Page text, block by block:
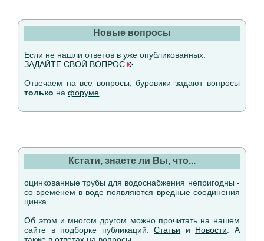
Новые вопросы
Если не нашли ответов в уже опубликованных:
ЗАДАЙТЕ СВОЙ ВОПРОС
Отвечаем на все вопросы, буровики задают вопросы
только нафоруме
Кстати, знаете ли Вы, что...
оцинкованные трубы для водоснабжения непригодны -
со временем в воде появляются вредные соединения
цинка
Об этом и многом другом можно прочитать на нашем
сайте в подборке публикаций:Статьи и Новости . А